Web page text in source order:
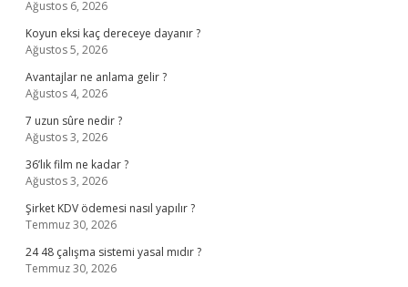
Ağustos 6, 2026
Koyun eksi kaç dereceye dayanır ?
Ağustos 5, 2026
Avantajlar ne anlama gelir ?
Ağustos 4, 2026
7 uzun sûre nedir ?
Ağustos 3, 2026
36’lık film ne kadar ?
Ağustos 3, 2026
Şirket KDV ödemesi nasıl yapılır ?
Temmuz 30, 2026
24 48 çalışma sistemi yasal mıdır ?
Temmuz 30, 2026